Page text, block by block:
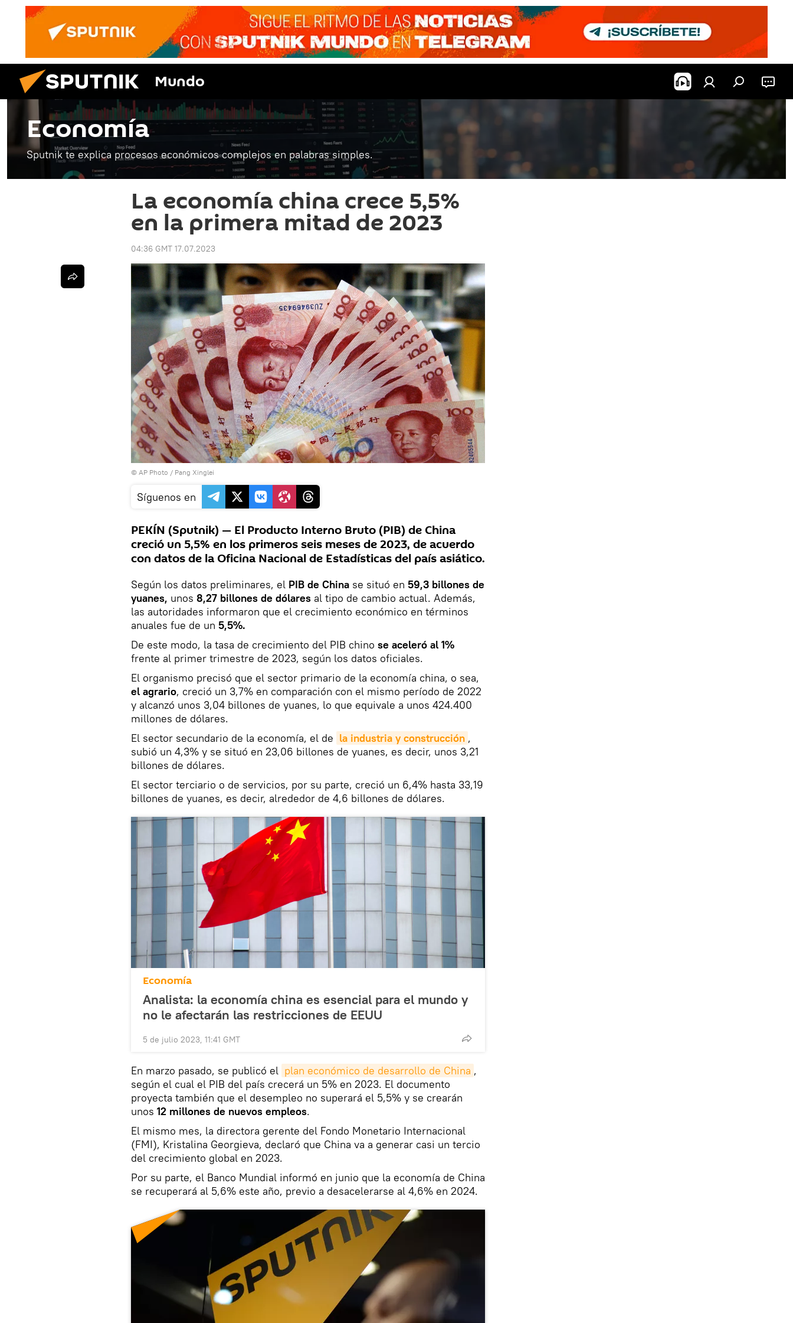
Mundo
Economía
Sputnik te explica procesos económicos complejos en palabras simples.
La economía china crece 5,5%
en la primera mitad de 2023
04:36 GMT 17.07.2023
© AP Photo / Pang Xinglei
Síguenos en
PEKÍN (Sputnik) — El Producto Interno Bruto (PIB) de China
creció un 5,5% en los primeros seis meses de 2023, de acuerdo
con datos de la Oficina Nacional de Estadísticas del país asiático.
Según los datos preliminares, el PIB de China se situó en 59,3 billones de
yuanes, unos 8,27 billones de dólares al tipo de cambio actual. Además,
las autoridades informaron que el crecimiento económico en términos
anuales fue de un 5,5%.
De este modo, la tasa de crecimiento del PIB chino se aceleró al 1%
frente al primer trimestre de 2023, según los datos oficiales.
El organismo precisó que el sector primario de la economía china, o sea,
el agrario, creció un 3,7% en comparación con el mismo período de 2022
y alcanzó unos 3,04 billones de yuanes, lo que equivale a unos 424.400
millones de dólares.
El sector secundario de la economía, el de la industria y construcción ,
subió un 4,3% y se situó en 23,06 billones de yuanes, es decir, unos 3,21
billones de dólares.
El sector terciario o de servicios, por su parte, creció un 6,4% hasta 33,19
billones de yuanes, es decir, alrededor de 4,6 billones de dólares.
Economía
Analista: la economía china es esencial para el mundo y
no le afectarán las restricciones de EEUU
5 de julio 2023, 11:41 GMT
En marzo pasado, se publicó el plan económico de desarrollo de China ,
según el cual el PIB del país crecerá un 5% en 2023. El documento
proyecta también que el desempleo no superará el 5,5% y se crearán
unos 12 millones de nuevos empleos.
El mismo mes, la directora gerente del Fondo Monetario Internacional
(FMI), Kristalina Georgieva, declaró que China va a generar casi un tercio
del crecimiento global en 2023.
Por su parte, el Banco Mundial informó en junio que la economía de China
se recuperará al 5,6% este año, previo a desacelerarse al 4,6% en 2024.